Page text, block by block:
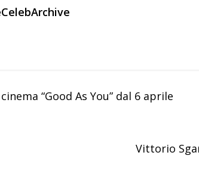
“Good As You” dal 6 aprile
Vittorio